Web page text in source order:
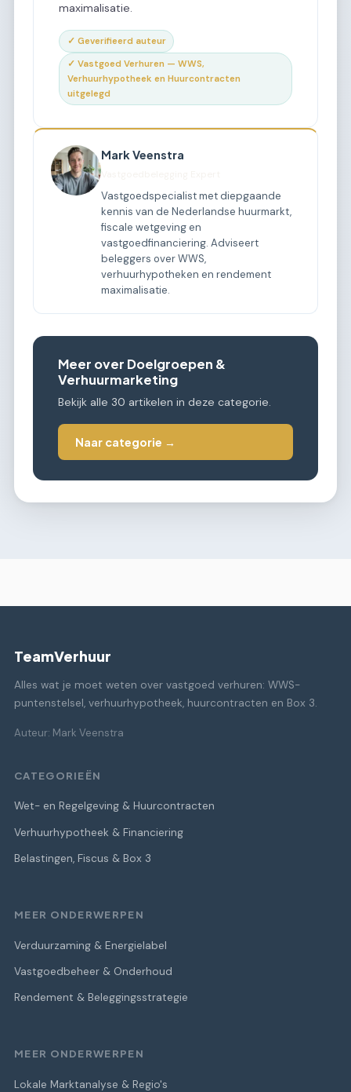
maximalisatie.
✓ Geverifieerd auteur
✓ Vastgoed Verhuren — WWS,
Verhuurhypotheek en Huurcontracten
uitgelegd
Mark Veenstra
Vastgoedspecialist met diepgaande
kennis van de Nederlandse huurmarkt,
fiscale wetgeving en
vastgoedfinanciering. Adviseert
beleggers over WWS,
verhuurhypotheken en rendement
maximalisatie.
Meer over Doelgroepen &
Verhuurmarketing
Bekijk alle 30 artikelen in deze categorie.
Naar categorie →
TeamVerhuur
Alles wat je moet weten over vastgoed verhuren: WWS-
puntenstelsel, verhuurhypotheek, huurcontracten en Box 3.
Auteur: Mark Veenstra
CATEGORIEËN
Wet- en Regelgeving & Huurcontracten
Verhuurhypotheek & Financiering
Belastingen, Fiscus & Box 3
MEER ONDERWERPEN
Verduurzaming & Energielabel
Vastgoedbeheer & Onderhoud
Rendement & Beleggingsstrategie
MEER ONDERWERPEN
Lokale Marktanalyse & Regio's